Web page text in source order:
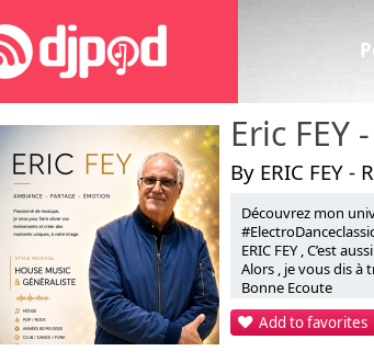
By ERIC FEY -
Découvrez mon
ERIC FEY , C’est
Alors , je vous dis à
Bonne Ecoute
Eric FEY
Add to favorites
Link:
Widget:
Share:
Post:
THE RJR MIX by Eric - sur